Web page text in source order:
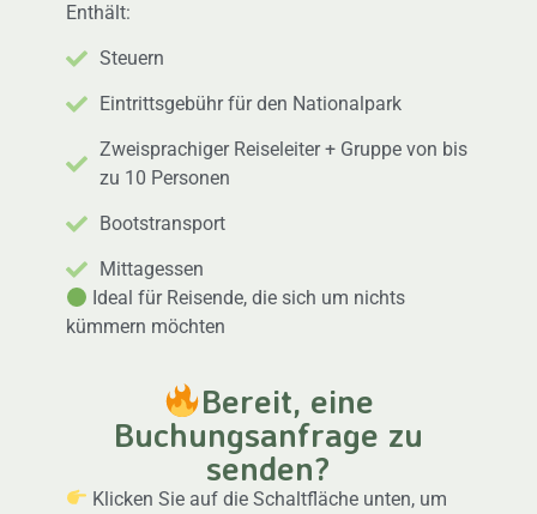
Enthält:
Steuern
Eintrittsgebühr für den Nationalpark
Zweisprachiger Reiseleiter + Gruppe von bis
zu 10 Personen
Bootstransport
Mittagessen
Ideal für Reisende, die sich um nichts
kümmern möchten
Bereit, eine
Buchungsanfrage zu
senden?
Klicken Sie auf die Schaltfläche unten, um